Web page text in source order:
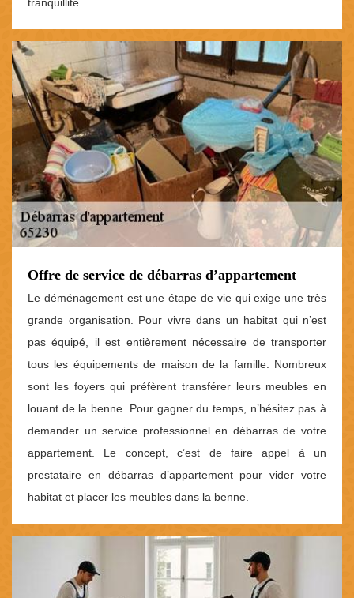
Offre de service de débarras d’appartement
Le déménagement est une étape de vie qui exige une très
grande organisation. Pour vivre dans un habitat qui n’est
pas équipé, il est entièrement nécessaire de transporter
tous les équipements de maison de la famille. Nombreux
sont les foyers qui préfèrent transférer leurs meubles en
louant de la benne. Pour gagner du temps, n’hésitez pas à
demander un service professionnel en débarras de votre
appartement. Le concept, c’est de faire appel à un
prestataire en débarras d’appartement pour vider votre
habitat et placer les meubles dans la benne.